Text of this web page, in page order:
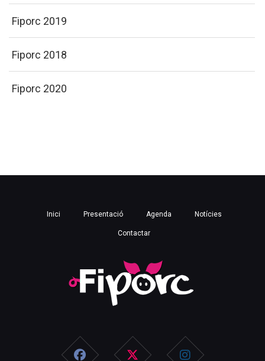
Fiporc 2019
Fiporc 2018
Fiporc 2020
Inici Presentació Agenda Notícies
Contactar